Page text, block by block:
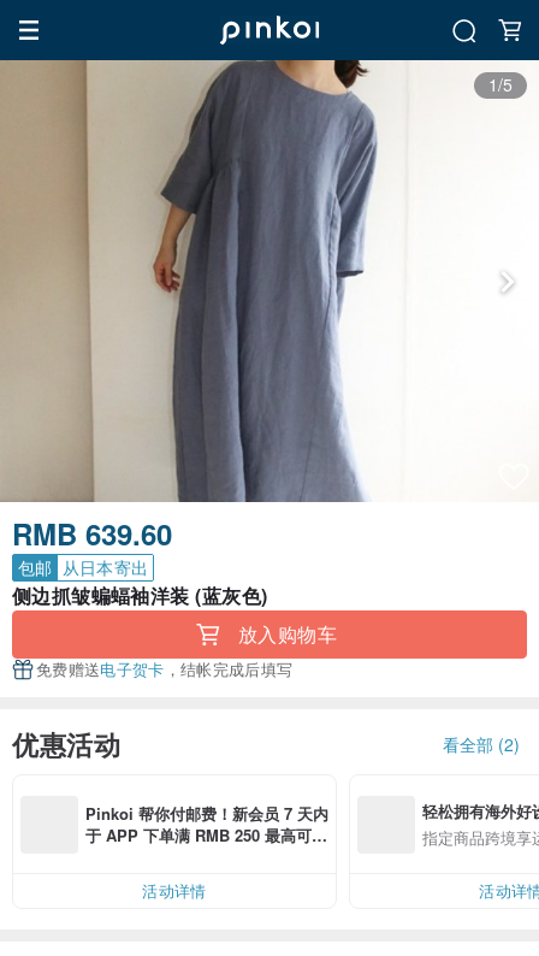
1/5
RMB 639.60
包邮 从日本寄出
侧边抓皱蝙蝠袖洋装 (蓝灰色)
放入购物车
免费赠送电子贺卡 ，结帐完成后填写
优惠活动 看全部 (2)
Pinkoi 帮你付邮费！新会员 7 天内
于 APP 下单满 RMB 250 最高可折
活动详情
轻松拥有海外好
指定商品跨境享
活动详